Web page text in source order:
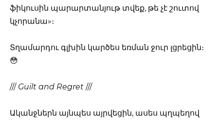
ֆիկուսին պարարտանյութ տվեք, թե չէ շուտով
կչորանա»։
Տղամարդու գլխին կարծես եռման ջուր լցրեցին։
😳
/// Guilt and Regret ///
Ականջներն այնպես այրվեցին, ասես պղպեղով